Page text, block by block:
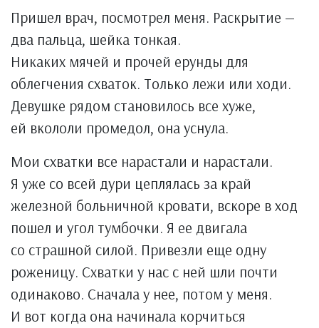
Пришел врач, посмотрел меня. Раскрытие —
два пальца, шейка тонкая.
Никаких мячей и прочей ерунды для
облегчения схваток. Только лежи или ходи.
Девушке рядом становилось все хуже,
ей вкололи промедол, она уснула.
Мои схватки все нарастали и нарастали.
Я уже со всей дури цеплялась за край
железной больничной кровати, вскоре в ход
пошел и угол тумбочки. Я ее двигала
со страшной силой. Привезли еще одну
роженицу. Схватки у нас с ней шли почти
одинаково. Сначала у нее, потом у меня.
И вот когда она начинала корчиться